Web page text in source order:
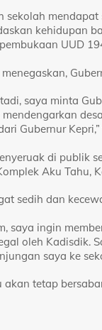
sekolah
kehidupan
UUD
saya minta
Gubernur
di publik
Aku Tahu,
sedih dan
saya ingin
oleh Kadisdik.
saya ke
tetap